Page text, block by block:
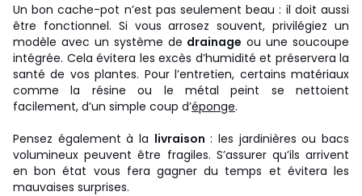
Un bon cache-pot n’est pas seulement beau : il doit aussi
être fonctionnel. Si vous arrosez souvent, privilégiez un
modèle avec un système de drainage ou une soucoupe
intégrée. Cela évitera les excès d’humidité et préservera la
santé de vos plantes. Pour l’entretien, certains matériaux
comme la résine ou le métal peint se nettoient
facilement, d’un simple coup d’éponge.
Pensez également à la livraison : les jardinières ou bacs
volumineux peuvent être fragiles. S’assurer qu’ils arrivent
en bon état vous fera gagner du temps et évitera les
mauvaises surprises.